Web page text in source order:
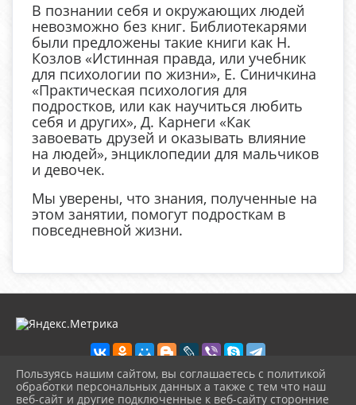
В познании себя и окружающих людей
невозможно без книг. Библиотекарями
были предложены такие книги как Н.
Козлов «Истинная правда, или учебник
для психологии по жизни», Е. Синичкина
«Практическая психология для
подростков, или как научиться любить
себя и других», Д. Карнеги «Как
завоевать друзей и оказывать влияние
на людей», энциклопедии для мальчиков
и девочек.
Мы уверены, что знания, полученные на
этом занятии, помогут подросткам в
повседневной жизни.
Пользуясь нашим сайтом, вы соглашаетесь с политикой
обработки персональных данных а также с тем что наш
веб-сайт и другие подключенные к веб-сайту сторонние